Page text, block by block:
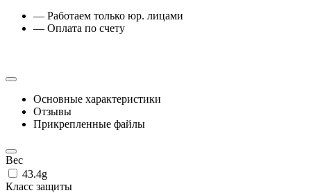
— Работаем только юр. лицами
— Оплата по счету
Основные характеристики
Отзывы
Прикрепленные файлы
Вес
43.4g
Класс защиты